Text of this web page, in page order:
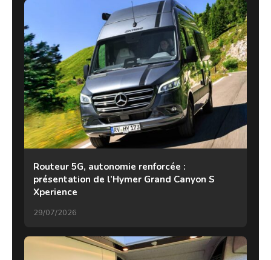
Routeur 5G, autonomie renforcée :
présentation de l’Hymer Grand Canyon S
Xperience
29/07/2026